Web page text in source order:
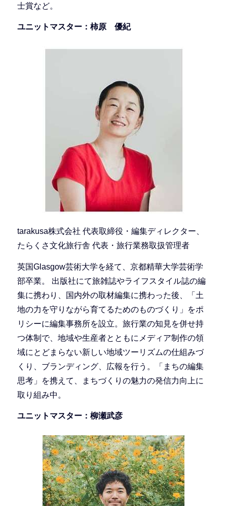
士賞など。
ユニットマスター：柿原 優紀
tarakusa株式会社 代表取締役・編集ディレクター、
たらくさ文化旅行舎 代表・旅行業務取扱管理者
英国Glasgow芸術大学を経て、京都精華大学芸術学
部卒業。 出版社にて旅雑誌やライフスタイル誌の編
集に携わり、国内外の取材編集に携わった後、「土
地の力を守りながら育てるためのものづくり」をポ
リシーに編集事務所を設立。旅行業の知見を併せ持
つ体制で、地域や生産者とともにメディア制作の領
域にとどまらない新しい地域ツーリズムの仕組みづ
くり、ブランディング、広報を行う。「まちの編集
思考」を携えて、まちづくりの魅力の発信力向上に
取り組み中。
ユニットマスター：柳瀬武彦